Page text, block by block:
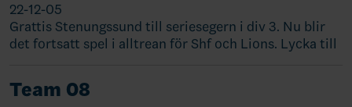
22-12-05
Grattis Stenungssund till seriesegern i div 3. Nu blir
det fortsatt spel i alltrean för Shf och Lions. Lycka till
Team 08